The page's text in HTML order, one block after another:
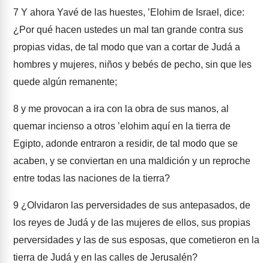
7 Y ahora Yavé de las huestes, ʼElohim de Israel, dice:
¿Por qué hacen ustedes un mal tan grande contra sus
propias vidas, de tal modo que van a cortar de Judá a
hombres y mujeres, niños y bebés de pecho, sin que les
quede algún remanente;
8 y me provocan a ira con la obra de sus manos, al
quemar incienso a otros ʼelohim aquí en la tierra de
Egipto, adonde entraron a residir, de tal modo que se
acaben, y se conviertan en una maldición y un reproche
entre todas las naciones de la tierra?
9 ¿Olvidaron las perversidades de sus antepasados, de
los reyes de Judá y de las mujeres de ellos, sus propias
perversidades y las de sus esposas, que cometieron en la
tierra de Judá y en las calles de Jerusalén?